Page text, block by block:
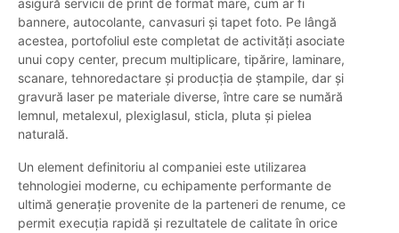
asigură servicii de print de format mare, cum ar fi
bannere, autocolante, canvasuri și tapet foto. Pe lângă
acestea, portofoliul este completat de activități asociate
unui copy center, precum multiplicare, tipărire, laminare,
scanare, tehnoredactare și producția de ștampile, dar și
gravură laser pe materiale diverse, între care se numără
lemnul, metalexul, plexiglasul, sticla, pluta și pielea
naturală.
Un element definitoriu al companiei este utilizarea
tehnologiei moderne, cu echipamente performante de
ultimă generație provenite de la parteneri de renume, ce
permit execuția rapidă și rezultatele de calitate în orice